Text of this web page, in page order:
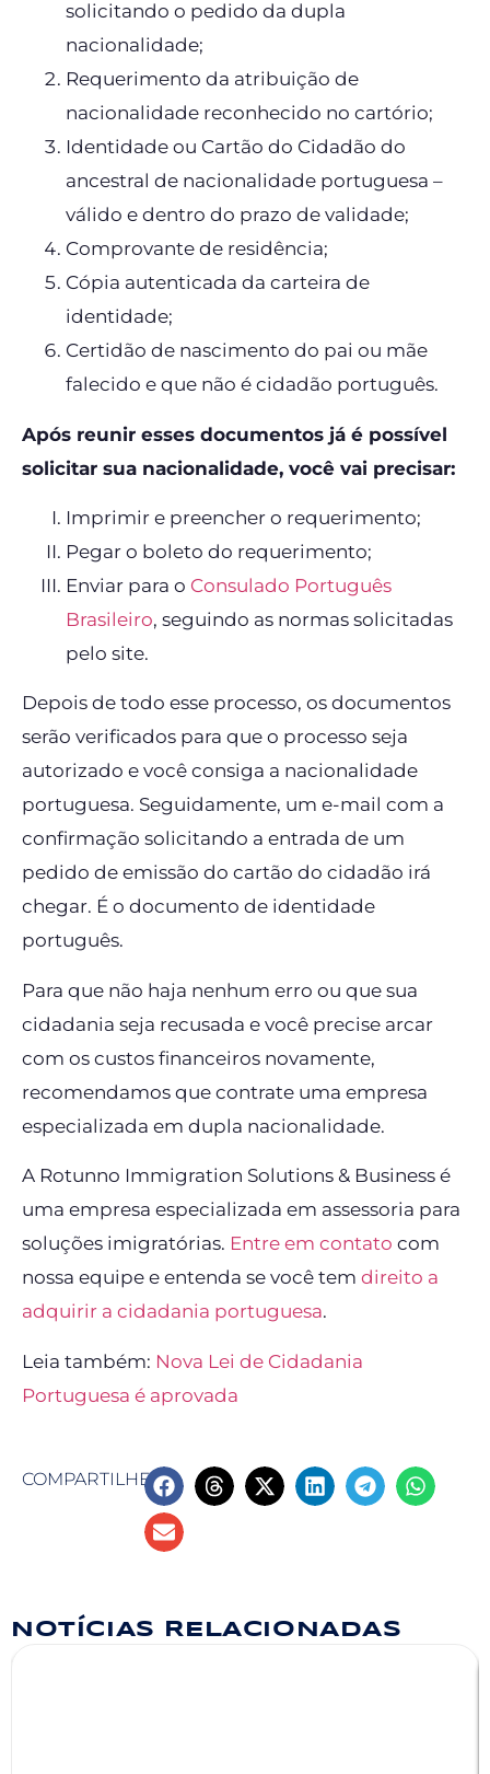
solicitando o pedido da dupla
nacionalidade;
Requerimento da atribuição de
nacionalidade reconhecido no cartório;
Identidade ou Cartão do Cidadão do
ancestral de nacionalidade portuguesa –
válido e dentro do prazo de validade;
Comprovante de residência;
Cópia autenticada da carteira de
identidade;
Certidão de nascimento do pai ou mãe
falecido e que não é cidadão português.
Após reunir esses documentos já é possível
solicitar sua nacionalidade, você vai precisar:
Imprimir e preencher o requerimento;
Pegar o boleto do requerimento;
Enviar para o Consulado Português
Brasileiro, seguindo as normas solicitadas
pelo site.
Depois de todo esse processo, os documentos
serão verificados para que o processo seja
autorizado e você consiga a nacionalidade
portuguesa. Seguidamente, um e-mail com a
confirmação solicitando a entrada de um
pedido de emissão do cartão do cidadão irá
chegar. É o documento de identidade
português.
Para que não haja nenhum erro ou que sua
cidadania seja recusada e você precise arcar
com os custos financeiros novamente,
recomendamos que contrate uma empresa
especializada em dupla nacionalidade.
A Rotunno Immigration Solutions & Business é
uma empresa especializada em assessoria para
soluções imigratórias. Entre em contato com
nossa equipe e entenda se você tem direito a
adquirir a cidadania portuguesa.
Leia também: Nova Lei de Cidadania
Portuguesa é aprovada
COMPARTILHE
NOTÍCIAS RELACIONADAS